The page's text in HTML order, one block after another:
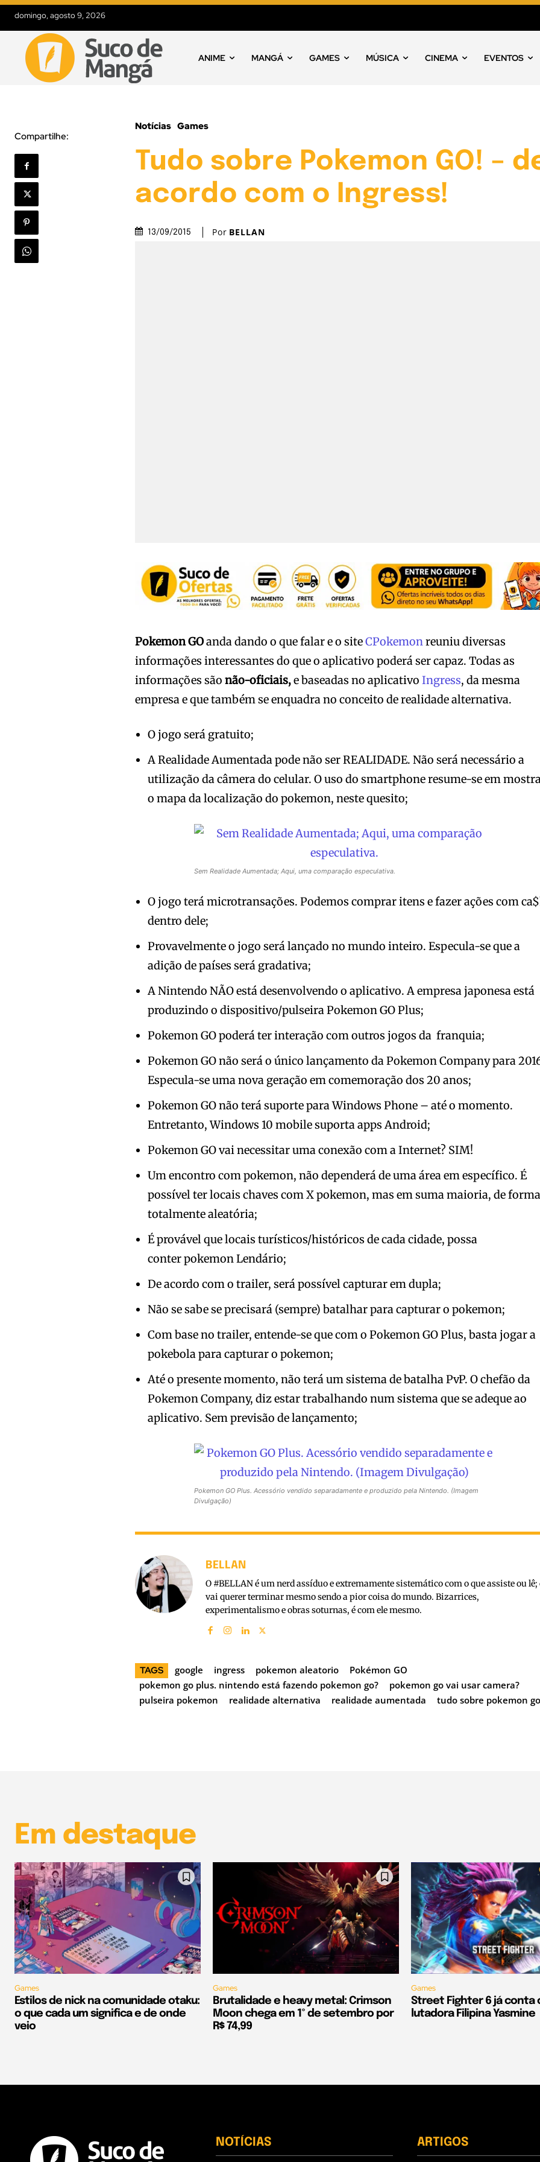
domingo, agosto 9, 2026
ANIME MANGÁ GAMES MÚSICA CINEMA EVENTOS
Compartilhe:
Notícias Games
Tudo sobre Pokemon GO! –
acordo com o Ingress!
13/09/2015 Por BELLAN
Pokemon GOanda dando o que falar e o siteCPokemonreuniu diversas
informações interessantes do que o aplicativo poderá ser capaz. Todas as
informações são não-oficiais,e baseadas no aplicativoIngress, da mesma
empresa e que também se enquadra no conceito de realidade alternativa.
O jogo será gratuito;
A Realidade Aumentada pode não ser REALIDADE. Não será necessário a
utilização da câmera do celular. O uso do smartphone resume-se em
o mapa da localização do pokemon, neste quesito;
Sem Realidade Aumentada; Aqui, uma comparação especulativa.
O jogo terá microtransações. Podemos comprar itens e fazer ações com
dentro dele;
Provavelmente o jogo será lançado no mundo inteiro. Especula-se que a
adição de países será gradativa;
A Nintendo NÃO está desenvolvendo o aplicativo. A empresa japonesa está
produzindo o dispositivo/pulseira Pokemon GO Plus;
Pokemon GO poderá ter interação com outros jogos da franquia;
Pokemon GO não será o único lançamento da Pokemon Company para
Especula-se uma nova geração em comemoração dos 20 anos;
Pokemon GO não terá suporte para Windows Phone – até o momento.
Entretanto, Windows 10 mobile suporta apps Android;
Pokemon GO vai necessitar uma conexão com a Internet? SIM!
Um encontro com pokemon, não dependerá de uma área em específico. É
possível ter locais chaves com X pokemon, mas em suma maioria, de
totalmente aleatória;
É provável que locais turísticos/históricos de cada cidade, possa
conter pokemon Lendário;
De acordo com o trailer, será possível capturar em dupla;
Não se sabe se precisará (sempre) batalhar para capturar o pokemon;
Com base no trailer, entende-se que com o Pokemon GO Plus, basta jogar a
pokebola para capturar o pokemon;
Até o presente momento, não terá um sistema de batalha PvP. O chefão da
Pokemon Company, diz estar trabalhando num sistema que se adeque ao
aplicativo. Sem previsão de lançamento;
Pokemon GO Plus. Acessório vendido separadamente e produzido pela Nintendo. (Imagem
Divulgação)
BELLAN
O #BELLAN é um nerd assíduo e extremamente sistemático com o que assiste ou lê;
vai querer terminar mesmo sendo a pior coisa do mundo. Bizarrices,
experimentalismo e obras soturnas, é com ele mesmo.
TAGS google ingress pokemon aleatorio
Pokémon GO
pokemon go plus. nintendo está fazendo pokemon go?
pokemon go vai usar camera?
pulseira pokemon
realidade alternativa realidade aumentada tudo sobre pokemon
Em destaque
Games
Estilos de nick na comunidade otaku:
o que cada um significa e de onde
veio
Games
Brutalidade e heavy metal: Crimson
Moon chega em 1º de setembro por
R$ 74,99
Games
Street Fighter 6 já conta
lutadora Filipina Yasmine
NOTÍCIAS ARTIGOS